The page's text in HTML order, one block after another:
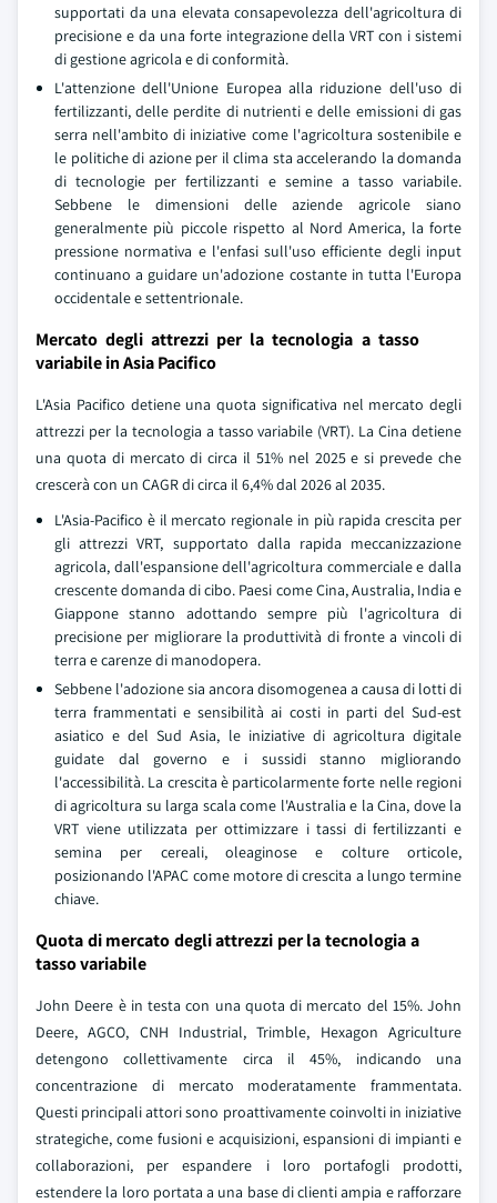
supportati da una elevata consapevolezza dell'agricoltura di
precisione e da una forte integrazione della VRT con i sistemi
di gestione agricola e di conformità.
L'attenzione dell'Unione Europea alla riduzione dell'uso di
fertilizzanti, delle perdite di nutrienti e delle emissioni di gas
serra nell'ambito di iniziative come l'agricoltura sostenibile e
le politiche di azione per il clima sta accelerando la domanda
di tecnologie per fertilizzanti e semine a tasso variabile.
Sebbene le dimensioni delle aziende agricole siano
generalmente più piccole rispetto al Nord America, la forte
pressione normativa e l'enfasi sull'uso efficiente degli input
continuano a guidare un'adozione costante in tutta l'Europa
occidentale e settentrionale.
Mercato degli attrezzi per la tecnologia a tasso
variabile in Asia Pacifico
L'Asia Pacifico detiene una quota significativa nel mercato degli
attrezzi per la tecnologia a tasso variabile (VRT). La Cina detiene
una quota di mercato di circa il 51% nel 2025 e si prevede che
crescerà con un CAGR di circa il 6,4% dal 2026 al 2035.
L'Asia-Pacifico è il mercato regionale in più rapida crescita per
gli attrezzi VRT, supportato dalla rapida meccanizzazione
agricola, dall'espansione dell'agricoltura commerciale e dalla
crescente domanda di cibo. Paesi come Cina, Australia, India e
Giappone stanno adottando sempre più l'agricoltura di
precisione per migliorare la produttività di fronte a vincoli di
terra e carenze di manodopera.
Sebbene l'adozione sia ancora disomogenea a causa di lotti di
terra frammentati e sensibilità ai costi in parti del Sud-est
asiatico e del Sud Asia, le iniziative di agricoltura digitale
guidate dal governo e i sussidi stanno migliorando
l'accessibilità. La crescita è particolarmente forte nelle regioni
di agricoltura su larga scala come l'Australia e la Cina, dove la
VRT viene utilizzata per ottimizzare i tassi di fertilizzanti e
semina per cereali, oleaginose e colture orticole,
posizionando l'APAC come motore di crescita a lungo termine
chiave.
Quota di mercato degli attrezzi per la tecnologia a
tasso variabile
John Deere è in testa con una quota di mercato del 15%. John
Deere, AGCO, CNH Industrial, Trimble, Hexagon Agriculture
detengono collettivamente circa il 45%, indicando una
concentrazione di mercato moderatamente frammentata.
Questi principali attori sono proattivamente coinvolti in iniziative
strategiche, come fusioni e acquisizioni, espansioni di impianti e
collaborazioni, per espandere i loro portafogli prodotti,
estendere la loro portata a una base di clienti ampia e rafforzare